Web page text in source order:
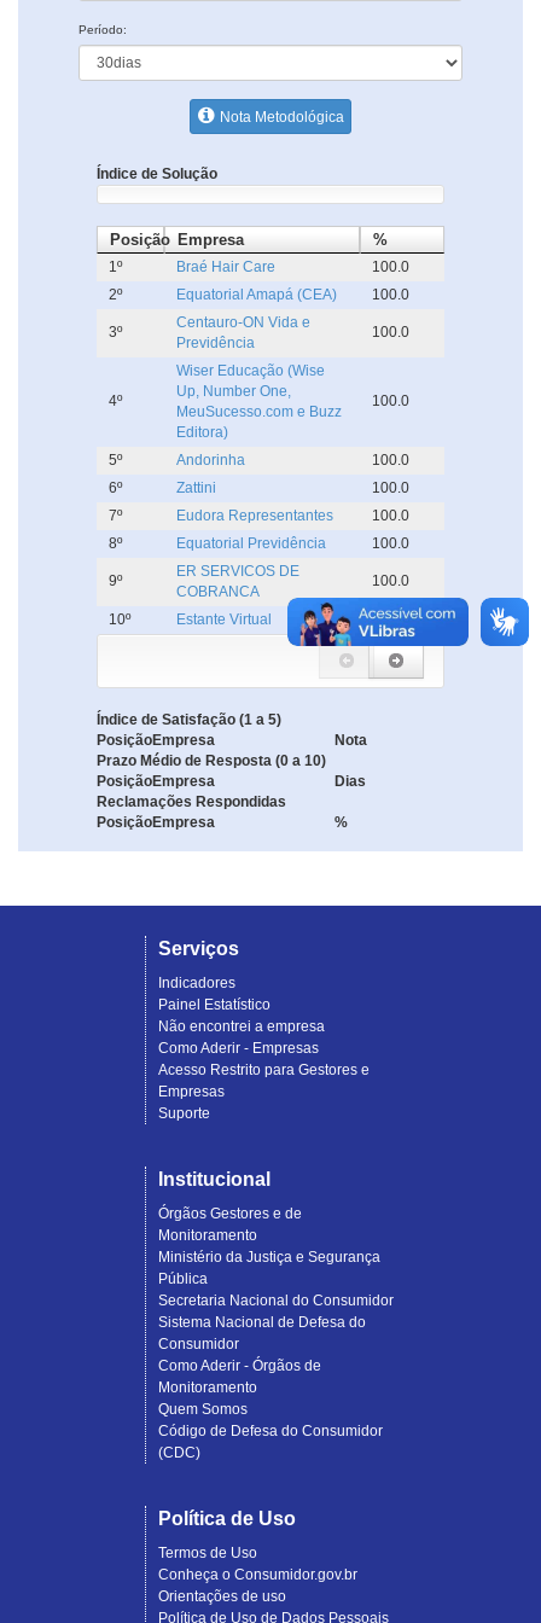
Período:
Nota Metodológica
Índice de Solução
Posição Empresa %
1º Braé Hair Care
100.0
2º
Equatorial Amapá (CEA) 100.0
3º
Centauro-ON Vida e
Previdência
100.0
4º
Wiser Educação (Wise
Up, Number One,
MeuSucesso.com e Buzz
Editora)
100.0
5º Andorinha
100.0
6º
Zattini
100.0
7º
Eudora Representantes
100.0
8º
Equatorial Previdência 100.0
9º
ER SERVICOS DE
COBRANCA
100.0
10º Estante Virtual 100.0
Índice de Satisfação (1 a 5)
PosiçãoEmpresa
Nota
Prazo Médio de Resposta (0 a 10)
PosiçãoEmpresa
Dias
Reclamações Respondidas
PosiçãoEmpresa %
Serviços
Indicadores
Painel Estatístico
Não encontrei a empresa
Como Aderir - Empresas
Acesso Restrito para Gestores e
Empresas
Suporte
Institucional
Órgãos Gestores e de
Monitoramento
Ministério da Justiça e Segurança
Pública
Secretaria Nacional do Consumidor
Sistema Nacional de Defesa do
Consumidor
Como Aderir - Órgãos de
Monitoramento
Quem Somos
Código de Defesa do Consumidor
(CDC)
Política de Uso
Termos de Uso
Conheça o Consumidor.gov.br
Orientações de uso
Política de Uso de Dados Pessoais